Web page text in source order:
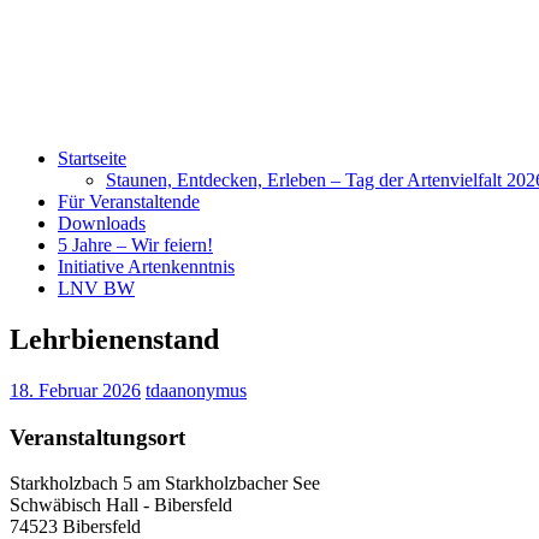
Startseite
Staunen, Entdecken, Erleben – Tag der Artenvielfalt
Für Veranstaltende
Downloads
5 Jahre – Wir feiern!
Initiative Artenkenntnis
LNV BW
Lehrbienenstand
18. Februar 2026 tdaanonymus
Veranstaltungsort
Starkholzbach 5 am Starkholzbacher See
Schwäbisch Hall - Bibersfeld
74523 Bibersfeld